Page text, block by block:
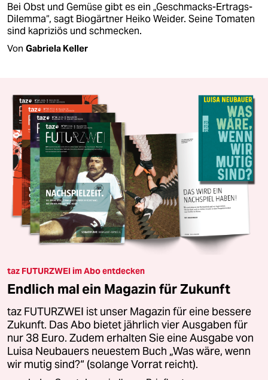
Bei Obst und Gemüse gibt es ein „Geschmacks-Ertrags-
Dilemma“, sagt Biogärtner Heiko Weider. Seine Tomaten
sind kapriziös und schmecken.
Von Gabriela Keller
taz FUTURZWEI im Abo entdecken
Endlich mal ein Magazin für Zukunft
taz FUTURZWEI ist unser Magazin für eine bessere
Zukunft. Das Abo bietet jährlich vier Ausgaben für
nur 38 Euro. Zudem erhalten Sie eine Ausgabe von
Luisa Neubauers neuestem Buch „Was wäre, wenn
wir mutig sind?“ (solange Vorrat reicht).